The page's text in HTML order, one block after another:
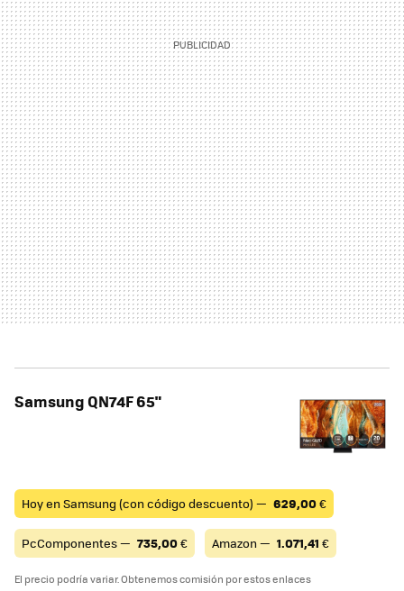
Samsung QN74F 65"
Hoy en Samsung (con código descuento) — 629,00€
PcComponentes — 735,00€ Amazon — 1.071,41 €
El precio podría variar. Obtenemos comisión por estos enlaces